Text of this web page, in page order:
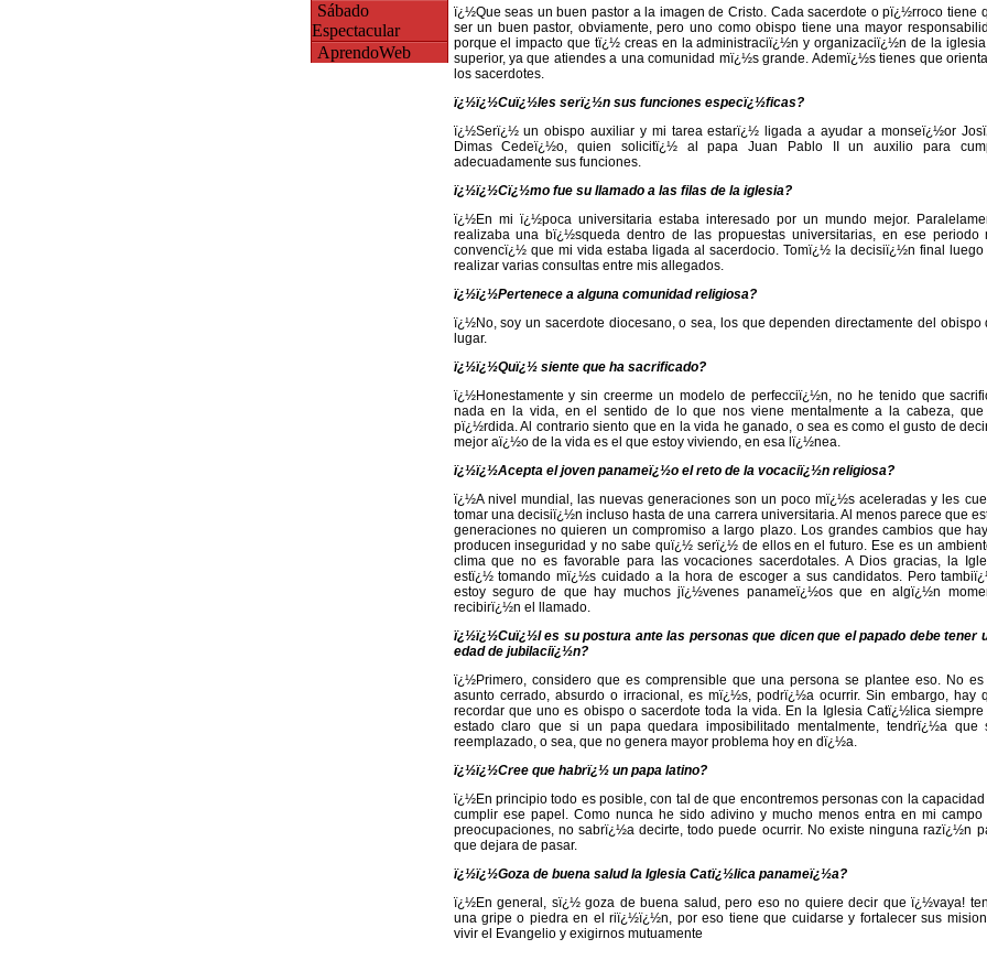
Sábado
Espectacular
AprendoWeb
ï¿½Que seas un buen pastor a la imagen de Cristo. Cada sacerdote o pï¿½rroco tiene
ser un buen pastor, obviamente, pero uno como obispo tiene una mayor
porque el impacto que tï¿½ creas en la administraciï¿½n y organizaciï¿½n de la
superior, ya que atiendes a una comunidad mï¿½s grande. Ademï¿½s tienes que
los sacerdotes.
ï¿½ï¿½Cuï¿½les serï¿½n sus funciones especï¿½ficas?
ï¿½Serï¿½ un obispo auxiliar y mi tarea estarï¿½ ligada a ayudar a monseï¿½or
Dimas Cedeï¿½o, quien solicitï¿½ al papa Juan Pablo II un auxilio para
adecuadamente sus funciones.
ï¿½ï¿½Cï¿½mo fue su llamado a las filas de la iglesia?
ï¿½En mi ï¿½poca universitaria estaba interesado por un mundo mejor.
realizaba una bï¿½squeda dentro de las propuestas universitarias, en ese periodo
convencï¿½ que mi vida estaba ligada al sacerdocio. Tomï¿½ la decisiï¿½n final luego
realizar varias consultas entre mis allegados.
ï¿½ï¿½Pertenece a alguna comunidad religiosa?
ï¿½No, soy un sacerdote diocesano, o sea, los que dependen directamente del obispo
lugar.
ï¿½ï¿½Quï¿½ siente que ha sacrificado?
ï¿½Honestamente y sin creerme un modelo de perfecciï¿½n, no he tenido que
nada en la vida, en el sentido de lo que nos viene mentalmente a la cabeza, que
pï¿½rdida. Al contrario siento que en la vida he ganado, o sea es como el gusto de
mejor aï¿½o de la vida es el que estoy viviendo, en esa lï¿½nea.
ï¿½ï¿½Acepta el joven panameï¿½o el reto de la vocaciï¿½n religiosa?
ï¿½A nivel mundial, las nuevas generaciones son un poco mï¿½s aceleradas y les
tomar una decisiï¿½n incluso hasta de una carrera universitaria. Al menos parece que
generaciones no quieren un compromiso a largo plazo. Los grandes cambios que
producen inseguridad y no sabe quï¿½ serï¿½ de ellos en el futuro. Ese es un
clima que no es favorable para las vocaciones sacerdotales. A Dios gracias, la
estï¿½ tomando mï¿½s cuidado a la hora de escoger a sus candidatos. Pero
estoy seguro de que hay muchos jï¿½venes panameï¿½os que en algï¿½n
recibirï¿½n el llamado.
ï¿½ï¿½Cuï¿½l es su postura ante las personas que dicen que el papado debe tener
edad de jubilaciï¿½n?
ï¿½Primero, considero que es comprensible que una persona se plantee eso. No es
asunto cerrado, absurdo o irracional, es mï¿½s, podrï¿½a ocurrir. Sin embargo, hay
recordar que uno es obispo o sacerdote toda la vida. En la Iglesia Catï¿½lica siempre
estado claro que si un papa quedara imposibilitado mentalmente, tendrï¿½a que
reemplazado, o sea, que no genera mayor problema hoy en dï¿½a.
ï¿½ï¿½Cree que habrï¿½ un papa latino?
ï¿½En principio todo es posible, con tal de que encontremos personas con la capacidad
cumplir ese papel. Como nunca he sido adivino y mucho menos entra en mi campo
preocupaciones, no sabrï¿½a decirte, todo puede ocurrir. No existe ninguna razï¿½n
que dejara de pasar.
ï¿½ï¿½Goza de buena salud la Iglesia Catï¿½lica panameï¿½a?
ï¿½En general, sï¿½ goza de buena salud, pero eso no quiere decir que ï¿½vaya!
una gripe o piedra en el riï¿½ï¿½n, por eso tiene que cuidarse y fortalecer sus
vivir el Evangelio y exigirnos mutuamente